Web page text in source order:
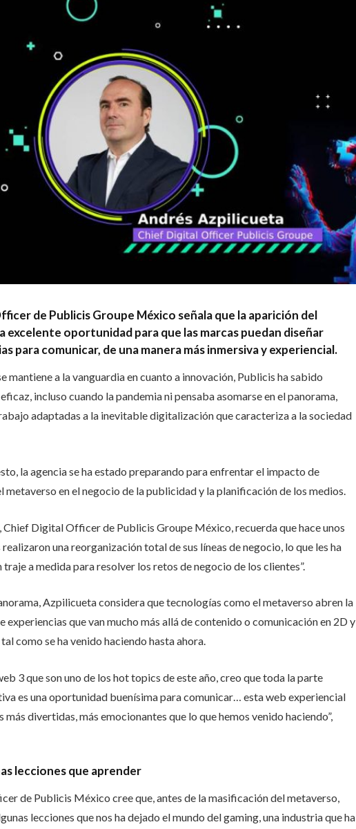
de Publicis Groupe México señala que la aparición del
excelente oportunidad para que las marcas puedan diseñar
para comunicar, de una manera más inmersiva y experiencial.
mantiene a la vanguardia en cuanto a innovación, Publicis ha sabido
incluso cuando la pandemia ni pensaba asomarse en el panorama,
adaptadas a la inevitable digitalización que caracteriza a la sociedad
la agencia se ha estado preparando para enfrentar el impacto de
metaverso en el negocio de la publicidad y la planificación de los medios.
Digital Officer de Publicis Groupe México, recuerda que hace unos
una reorganización total de sus líneas de negocio, lo que les ha
a medida para resolver los retos de negocio de los clientes”.
Azpilicueta considera que tecnologías como el metaverso abren la
experiencias que van mucho más allá de contenido o comunicación en 2D y
como se ha venido haciendo hasta ahora.
3 que son uno de los hot topics de este año, creo que toda la parte
es una oportunidad buenísima para comunicar… esta web experiencial
más divertidas, más emocionantes que lo que hemos venido haciendo”,
lecciones que aprender
de Publicis México cree que, antes de la masificación del metaverso,
lecciones que nos ha dejado el mundo del gaming, una industria que ha